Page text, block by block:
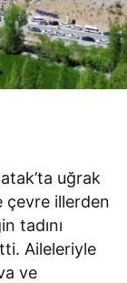
uğrak
çevre illerden
tadını
Aileleriyle
ve